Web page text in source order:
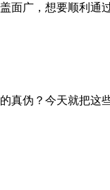
面广，想要顺利通
真伪？今天就把这